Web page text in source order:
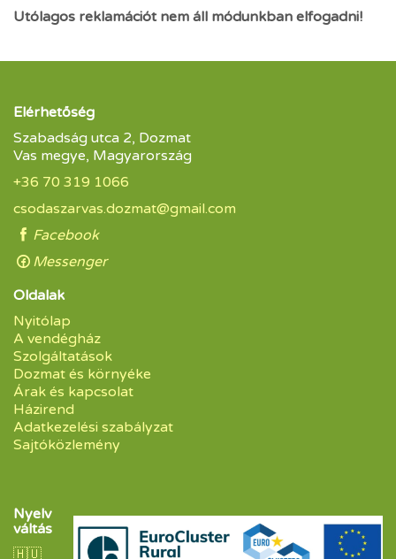
Utólagos reklamációt nem áll módunkban elfogadni!
Elérhetőség
Szabadság utca 2, Dozmat
Vas megye, Magyarország
+36 70 319 1066
csodaszarvas.dozmat@gmail.com
Facebook
Messenger
Oldalak
Nyitólap
A vendégház
Szolgáltatások
Dozmat és környéke
Árak és kapcsolat
Házirend
Adatkezelési szabályzat
Sajtóközlemény
Nyelv
váltás
🇭🇺